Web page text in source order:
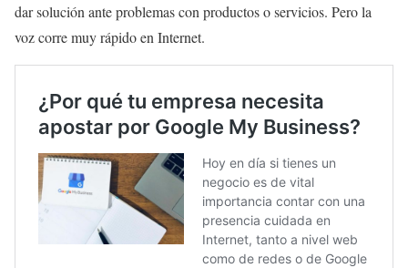
dar solución ante problemas con productos o servicios. Pero la
voz corre muy rápido en Internet.